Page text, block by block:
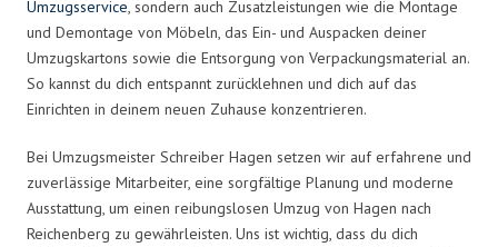
Umzugsservice, sondern auch Zusatzleistungen wie die Montage
und Demontage von Möbeln, das Ein- und Auspacken deiner
Umzugskartons sowie die Entsorgung von Verpackungsmaterial an.
So kannst du dich entspannt zurücklehnen und dich auf das
Einrichten in deinem neuen Zuhause konzentrieren.
Bei Umzugsmeister Schreiber Hagen setzen wir auf erfahrene und
zuverlässige Mitarbeiter, eine sorgfältige Planung und moderne
Ausstattung, um einen reibungslosen Umzug von Hagen nach
Reichenberg zu gewährleisten. Uns ist wichtig, dass du dich